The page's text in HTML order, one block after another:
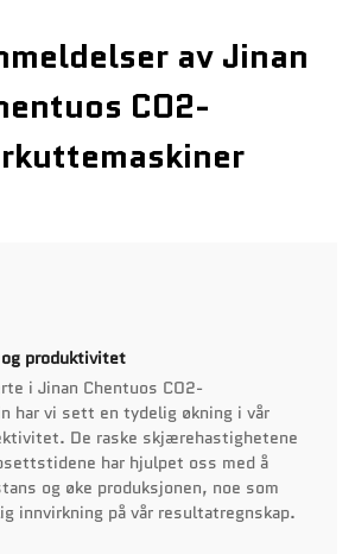
av Jinan
CO2-
produktivitet
i Jinan Chentuos CO2-
har vi sett en tydelig økning i vår
De raske skjærehastighetene
har hjulpet oss med å
og øke produksjonen, noe som
innvirkning på vår resultatregnskap.